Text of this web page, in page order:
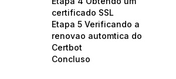
Storage
Browse all products
Startups and SMBs
Web and App Platforms
See all solutions
certificado SSL
Etapa 5 Verificando a
renovao automtica do
Certbot
Concluso